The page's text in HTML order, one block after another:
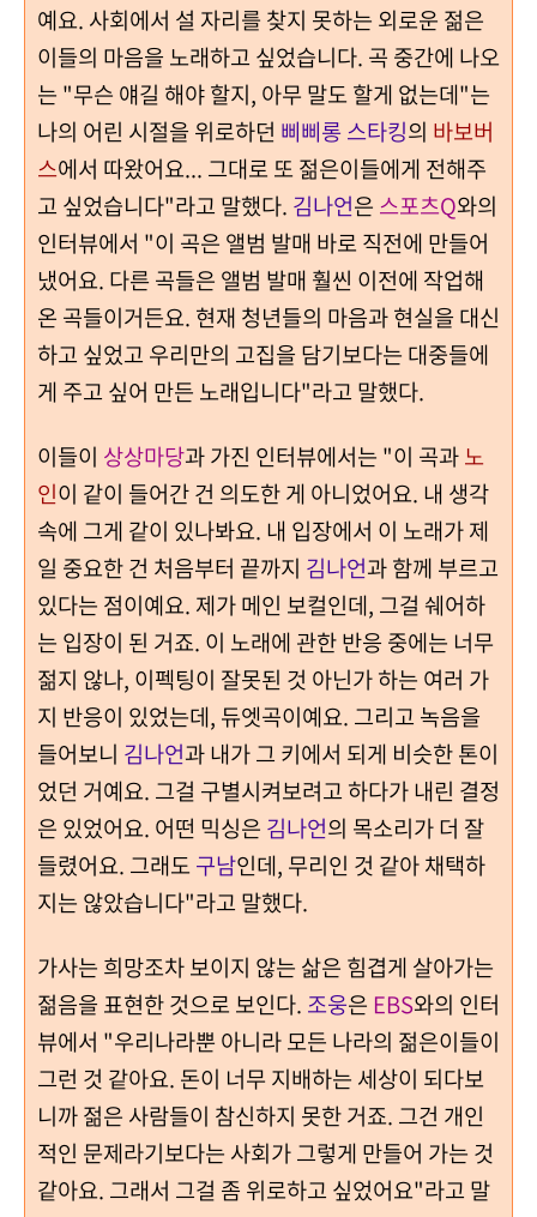
예요. 사회에서 설 자리를 찾지 못하는 외로운 젊은
이들의 마음을 노래하고 싶었습니다. 곡 중간에 나오
는 "무슨 얘길 해야 할지, 아무 말도 할게 없는데"는
나의 어린 시절을 위로하던 삐삐롱 스타킹의 바보버
스에서 따왔어요... 그대로 또 젊은이들에게 전해주
고 싶었습니다"라고 말했다. 김나언은 스포츠Q와의
인터뷰에서 "이 곡은 앨범 발매 바로 직전에 만들어
냈어요. 다른 곡들은 앨범 발매 훨씬 이전에 작업해
온 곡들이거든요. 현재 청년들의 마음과 현실을 대신
하고 싶었고 우리만의 고집을 담기보다는 대중들에
게 주고 싶어 만든 노래입니다"라고 말했다.
이들이 상상마당과 가진 인터뷰에서는 "이 곡과노
인이 같이 들어간 건 의도한 게 아니었어요. 내 생각
속에 그게 같이 있나봐요. 내 입장에서 이 노래가 제
일 중요한 건 처음부터 끝까지 김나언과 함께 부르고
있다는 점이예요. 제가 메인 보컬인데, 그걸 쉐어하
는 입장이 된 거죠. 이 노래에 관한 반응 중에는 너무
젊지 않나, 이펙팅이 잘못된 것 아닌가 하는 여러 가
지 반응이 있었는데, 듀엣곡이예요. 그리고 녹음을
들어보니 김나언과 내가 그 키에서 되게 비슷한 톤이
었던 거예요. 그걸 구별시켜보려고 하다가 내린 결정
은 있었어요. 어떤 믹싱은 김나언의 목소리가 더 잘
들렸어요. 그래도구남인데, 무리인 것 같아 채택하
지는 않았습니다"라고 말했다.
가사는 희망조차 보이지 않는 삶은 힘겹게 살아가는
젊음을 표현한 것으로 보인다. 조웅은 EBS와의 인터
뷰에서 "우리나라뿐 아니라 모든 나라의 젊은이들이
그런 것 같아요. 돈이 너무 지배하는 세상이 되다보
니까 젊은 사람들이 참신하지 못한 거죠. 그건 개인
적인 문제라기보다는 사회가 그렇게 만들어 가는 것
같아요. 그래서 그걸 좀 위로하고 싶었어요"라고 말